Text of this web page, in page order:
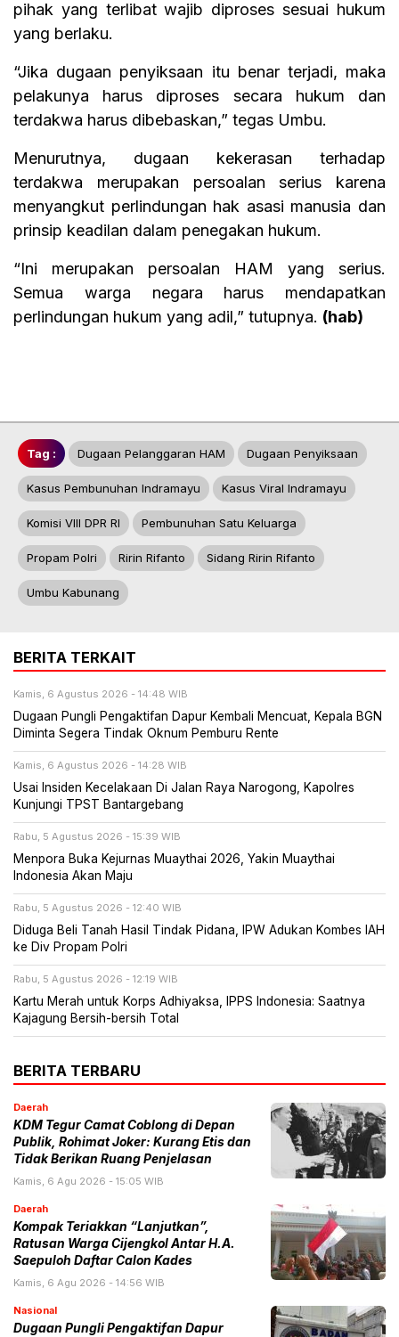
pihak yang terlibat wajib diproses sesuai hukum
yang berlaku.
“Jika dugaan penyiksaan itu benar terjadi, maka
pelakunya harus diproses secara hukum dan
terdakwa harus dibebaskan,” tegas Umbu.
Menurutnya, dugaan kekerasan terhadap
terdakwa merupakan persoalan serius karena
menyangkut perlindungan hak asasi manusia dan
prinsip keadilan dalam penegakan hukum.
“Ini merupakan persoalan HAM yang serius.
Semua warga negara harus mendapatkan
perlindungan hukum yang adil,” tutupnya. (hab)
Tag : Dugaan Pelanggaran HAM Dugaan Penyiksaan
Kasus Pembunuhan Indramayu Kasus Viral Indramayu
Komisi VIII DPR RI Pembunuhan Satu Keluarga
Propam Polri Ririn Rifanto Sidang Ririn Rifanto
Umbu Kabunang
BERITA TERKAIT
Kamis, 6 Agustus 2026 - 14:48 WIB
Dugaan Pungli Pengaktifan Dapur Kembali Mencuat, Kepala BGN
Diminta Segera Tindak Oknum Pemburu Rente
Kamis, 6 Agustus 2026 - 14:28 WIB
Usai Insiden Kecelakaan Di Jalan Raya Narogong, Kapolres
Kunjungi TPST Bantargebang
Rabu, 5 Agustus 2026 - 15:39 WIB
Menpora Buka Kejurnas Muaythai 2026, Yakin Muaythai
Indonesia Akan Maju
Rabu, 5 Agustus 2026 - 12:40 WIB
Diduga Beli Tanah Hasil Tindak Pidana, IPW Adukan Kombes IAH
ke Div Propam Polri
Rabu, 5 Agustus 2026 - 12:19 WIB
Kartu Merah untuk Korps Adhiyaksa, IPPS Indonesia: Saatnya
Kajagung Bersih-bersih Total
BERITA TERBARU
Daerah
KDM Tegur Camat Coblong di Depan
Publik, Rohimat Joker: Kurang Etis dan
Tidak Berikan Ruang Penjelasan
Kamis, 6 Agu 2026 - 15:05 WIB
Daerah
Kompak Teriakkan “Lanjutkan”,
Ratusan Warga Cijengkol Antar H.A.
Saepuloh Daftar Calon Kades
Kamis, 6 Agu 2026 - 14:56 WIB
Nasional
Dugaan Pungli Pengaktifan Dapur